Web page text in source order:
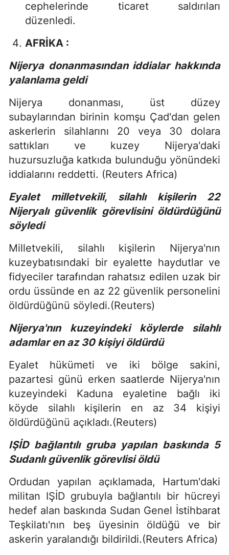
cephelerinde ticaret saldırıları
düzenledi.
AFRİKA :
Nijerya donanmasından iddialar hakkında
yalanlama geldi
Nijerya donanması, üst düzey
subaylarından birinin komşu Çad'dan gelen
askerlerin silahlarını 20 veya 30 dolara
sattıkları ve kuzey Nijerya'daki
huzursuzluğa katkıda bulunduğu yönündeki
iddialarını reddetti. (Reuters Africa)
Eyalet milletvekili, silahlı kişilerin 22
Nijeryalı güvenlik görevlisini öldürdüğünü
söyledi
Milletvekili, silahlı kişilerin Nijerya'nın
kuzeybatısındaki bir eyalette haydutlar ve
fidyeciler tarafından rahatsız edilen uzak bir
ordu üssünde en az 22 güvenlik personelini
öldürdüğünü söyledi.(Reuters)
Nijerya'nın kuzeyindeki köylerde silahlı
adamlar en az 30 kişiyi öldürdü
Eyalet hükümeti ve iki bölge sakini,
pazartesi günü erken saatlerde Nijerya'nın
kuzeyindeki Kaduna eyaletine bağlı iki
köyde silahlı kişilerin en az 34 kişiyi
öldürdüğünü açıkladı.(Reuters)
IŞİD bağlantılı gruba yapılan baskında 5
Sudanlı güvenlik görevlisi öldü
Ordudan yapılan açıklamada, Hartum'daki
militan IŞİD grubuyla bağlantılı bir hücreyi
hedef alan baskında Sudan Genel İstihbarat
Teşkilatı'nın beş üyesinin öldüğü ve bir
askerin yaralandığı bildirildi.(Reuters Africa)